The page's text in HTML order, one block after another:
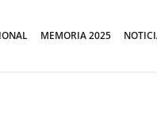
MEMORIA 2025